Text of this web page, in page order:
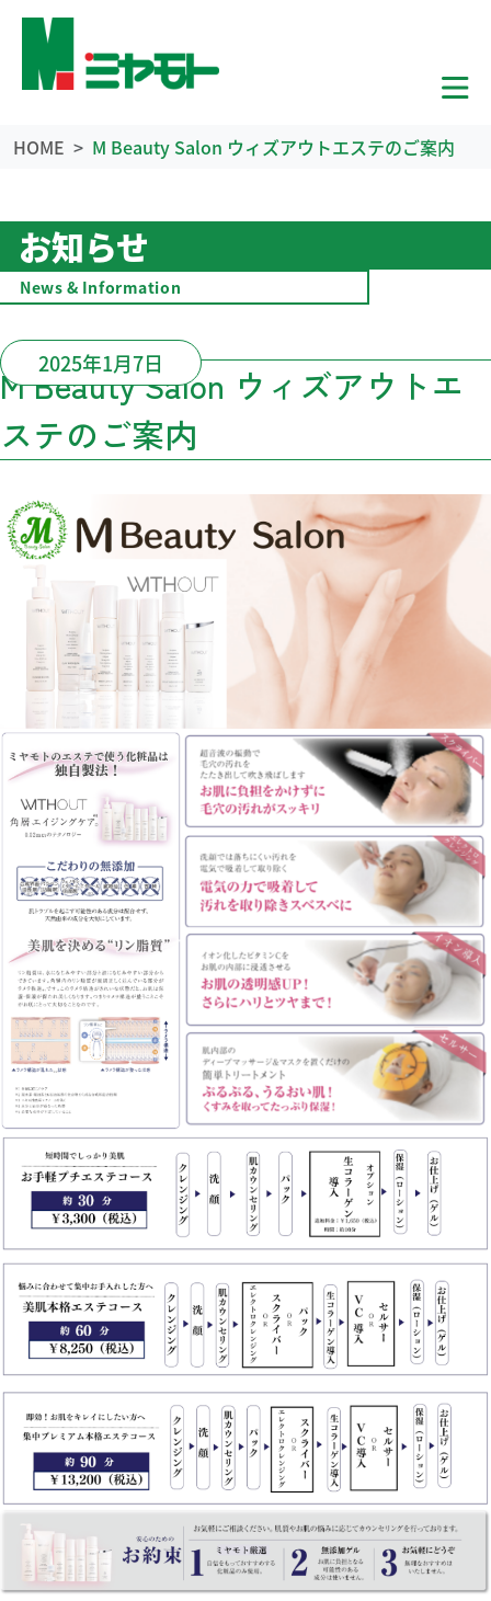
HOME M Beauty Salon ウィズアウトエステのご案内
お知らせ
News & Information
M Beauty Salon ウィズアウトエ
ステのご案内
2025年1月7日